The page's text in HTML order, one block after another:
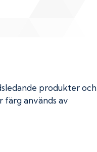
produkter och
färg används av